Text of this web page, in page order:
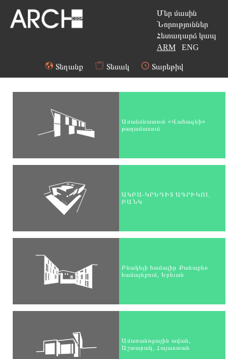
Մեր մասին
Նորություններ
Հետադարձ կապ
ARM
ENG
Տեղանք Տեսակ Տարեթիվ
Առանձնատուն «Վահագնի»
թաղամասում
ԱԿԲԱ-ԿՐԵԴԻՏ ԱԳՐԻԿՈԼ
ԲԱՆԿ
Բնակելի համալիր Քանաքեռ
համայնքում, Երեւան
Ամառանոցային ավան,
Աշտարակ, Հայաստան